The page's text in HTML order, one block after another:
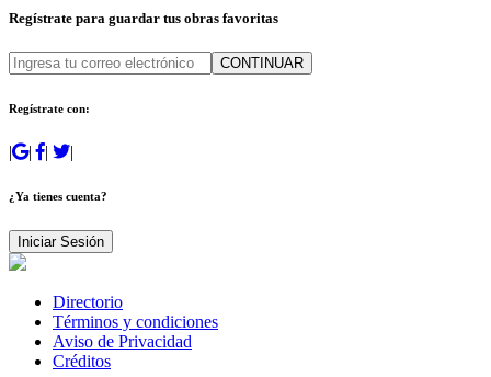
Regístrate para guardar tus obras favoritas
CONTINUAR
Regístrate con:
| | | |
¿Ya tienes cuenta?
Iniciar Sesión
Directorio
Términos y condiciones
Aviso de Privacidad
Créditos